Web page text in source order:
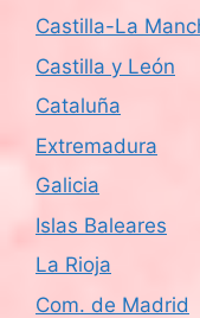
Castilla-La
Castilla y León
Cataluña
Extremadura
Galicia
Islas Baleares
La Rioja
Com. de Madrid